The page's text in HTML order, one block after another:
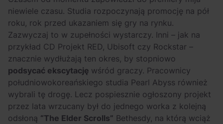
nocne koncerty
warte uwagi!
najciekawszych
wydarzeń w polskim
rapie [czerwiec i
lipiec 2026]
niewiele czasu. Studia rozpoczynają promocję na pół
roku, rok przed ukazaniem się gry na rynku.
Zazwyczaj to w zupełności wystarczy. Inni – jak na
przykład CD Projekt RED, Ubisoft czy Rockstar –
znacznie wydłużają ten okres, by stopniowo
podsycać ekscytację wśród graczy. Pracownicy
południowokoreańskiego studia Pearl Abyss również
wybrali tę drogę. Lecz pospiesznie ogłoszony projekt
przez lata wrzucany był do jednego worka z kolejną
odsłoną “The Elder Scrolls” Bethesdy, na którą wciąż